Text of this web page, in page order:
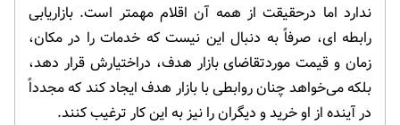
ندارد اما درحقیقت از همه آن اقلام مهمتر است. بازاریابی
رابطه ای، صرفاً به دنبال این نیست که خدمات را در مکان،
زمان و قیمت موردتقاضای بازار هدف، دراختیارش قرار دهد،
بلکه می‌خواهد چنان روابطی با بازار هدف ایجاد کند که مجدداً
در آینده از او خرید و دیگران را نیز به این کار ترغیب کنند.